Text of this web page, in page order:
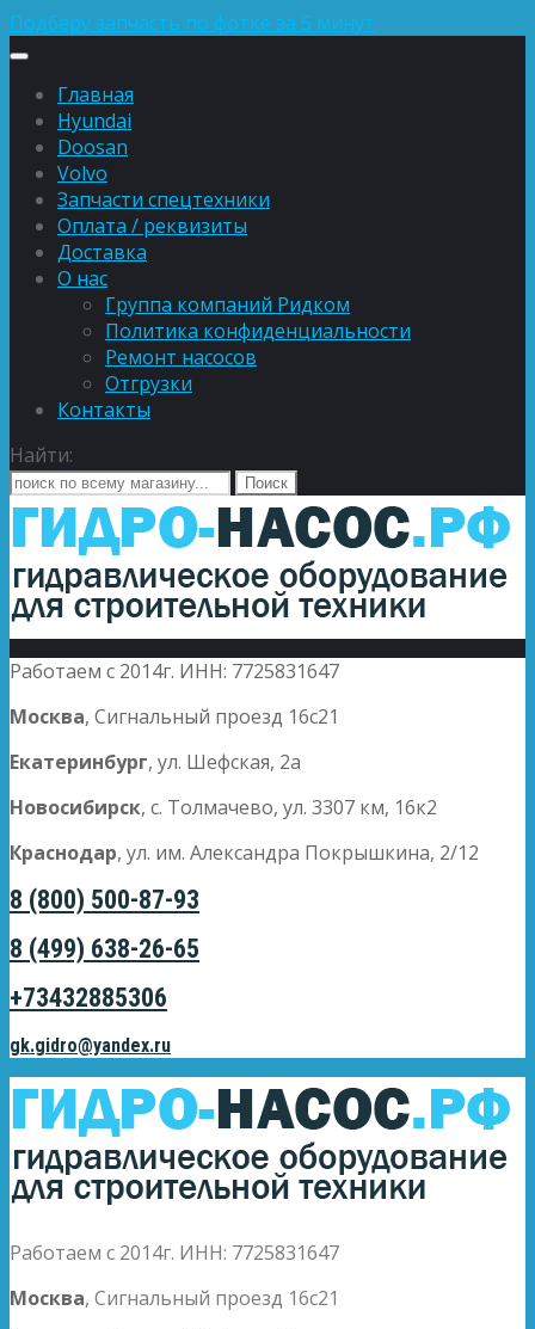
Подберу запчасть по фотке за 5 минут
Главная
Hyundai
Doosan
Volvo
Запчасти спецтехники
Оплата / реквизиты
Доставка
О нас
Группа компаний Ридком
Политика конфиденциальности
Ремонт насосов
Отгрузки
Контакты
Найти:
Работаем с 2014г. ИНН: 7725831647
Москва, Сигнальный проезд 16с21
Екатеринбург, ул. Шефская, 2а
Новосибирск, с. Толмачево, ул. 3307 км, 16к2
Краснодар, ул. им. Александра Покрышкина, 2/12
8 (800) 500-87-93
8 (499) 638-26-65
+73432885306
gk.gidro@yandex.ru
Работаем с 2014г. ИНН: 7725831647
Москва, Сигнальный проезд 16с21